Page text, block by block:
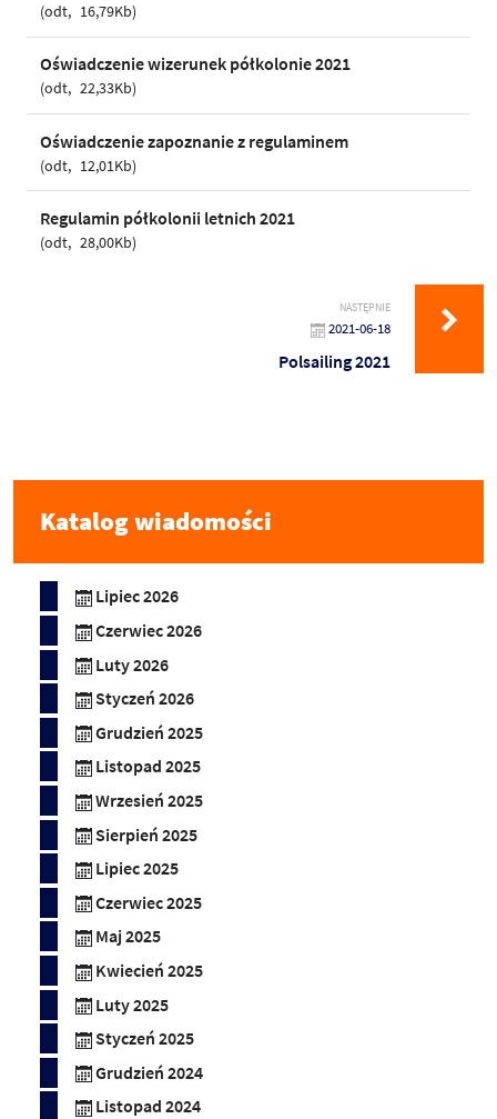
odt 16,79Kb
Oświadczenie wizerunek półkolonie 2021
odt 22,33Kb
Oświadczenie zapoznanie z regulaminem
odt 12,01Kb
Regulamin półkolonii letnich 2021
odt 28,00Kb
NASTĘPNIE
2021-06-18
Polsailing 2021
Katalog wiadomości
Lipiec 2026
Czerwiec 2026
Luty 2026
Styczeń 2026
Grudzień 2025
Listopad 2025
Wrzesień 2025
Sierpień 2025
Lipiec 2025
Czerwiec 2025
Maj 2025
Kwiecień 2025
Luty 2025
Styczeń 2025
Grudzień 2024
Listopad 2024